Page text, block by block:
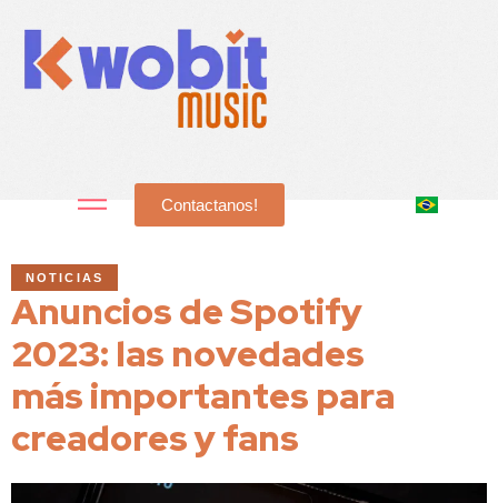
Contactanos!
NOTICIAS
Anuncios de Spotify
2023: las novedades
más importantes para
creadores y fans